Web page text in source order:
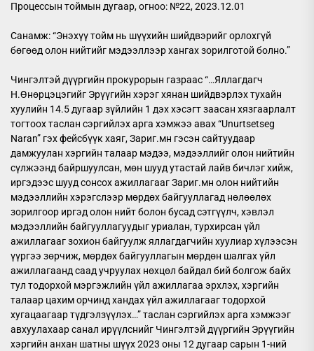
Процессын тоймын дугаар, огноо: №22, 2023.12.01
Санамж: “Энэхүү тойм нь шүүхийн шийдвэрийг орлохгүй
бөгөөд олон нийтийг мэдээллээр хангах зорилготой болно.”
Чингэлтэй дүүргийн прокурорын газраас “…Яллагдагч
Н.Өнөрцэцэгийг Эрүүгийн хэрэг хянан шийдвэрлэх тухайн
хуулийн 14.5 дугаар зүйлийн 1 дэх хэсэгт заасан хязгаарлалт
тогтоох таслан сэргийлэх арга хэмжээ авах “Unurtsetseg
Naran” гэх фейсбүүк хаяг, Зариг.мн гэсэн сайтуудаар
дамжуулан хэргийн талаар мэдээ, мэдээллийг олон нийтийн
сүлжээнд байршуулсан, мөн шууд утастай лайв бичлэг хийж,
иргэдээс шууд сонсох ажиллагааг Зариг.мн олон нийтийн
мэдээллийн хэрэгслээр мөрдөх байгууллагад нөлөөлөх
зорилгоор иргэд олон нийт болон бусад сэтгүүлч, хэвлэл
мэдээллийн байгууллагуудыг уриалан, турхирсан үйл
ажиллагааг зохион байгуулж яллагдагчийн хуулиар хүлээсэн
үүргээ зөрчиж, мөрдөх байгууллагын мөрдөн шалгах үйл
ажиллагаанд саад учруулах нөхцөл байдал бий болгож байх
тул тодорхой мэргэжлийн үйл ажиллагаа эрхлэх, хэргийн
талаар цахим орчинд хандах үйл ажиллагааг тодорхой
хугацаагаар түдгэлзүүлэх…” таслан сэргийлэх арга хэмжээг
авхуулахаар санал ирүүлснийг Чингэлтэй дүүргийн Эрүүгийн
хэргийн анхан шатны шүүх 2023 оны 12 дугаар сарын 1-ний